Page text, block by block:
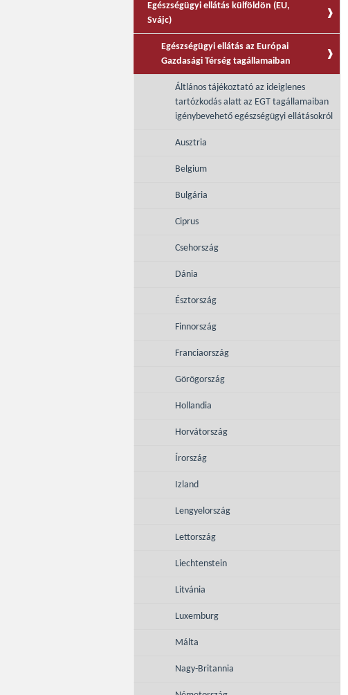
Egészségügyi ellátás külföldön (EU,
Svájc)
Egészségügyi ellátás az Európai
Gazdasági Térség tagállamaiban
Áltlános tájékoztató az ideiglenes
tartózkodás alatt az EGT tagállamaiban
igénybevehető egészségügyi ellátásokról
Ausztria
Belgium
Bulgária
Ciprus
Csehország
Dánia
Észtország
Finnország
Franciaország
Görögország
Hollandia
Horvátország
Írország
Izland
Lengyelország
Lettország
Liechtenstein
Litvánia
Luxemburg
Málta
Nagy-Britannia